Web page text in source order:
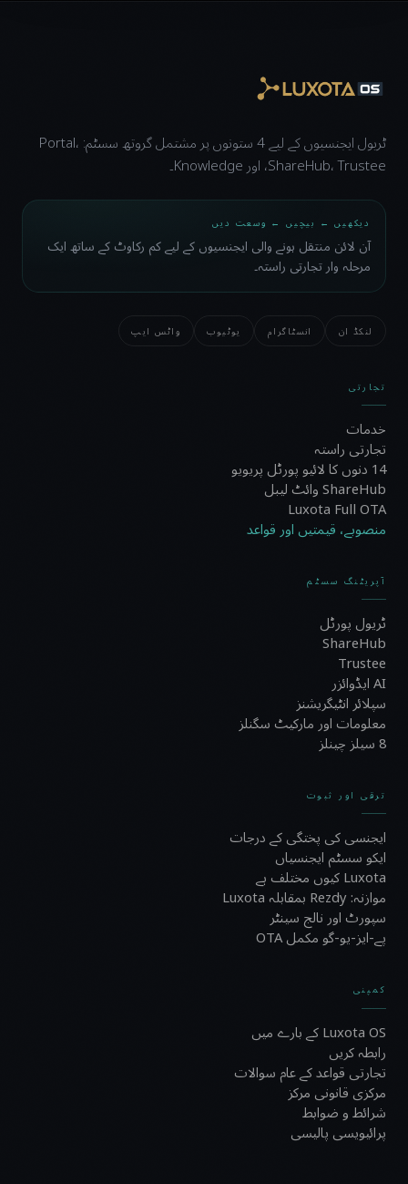
ٹریول ایجنسیوں کے لیے 4 ستونوں پر مشتمل گروتھ سسٹم: Portal،
ShareHub، Trustee، اور Knowledge۔
دیکھیں ← بیچیں ← وسعت دیں
آن لائن منتقل ہونے والی ایجنسیوں کے لیے کم رکاوٹ کے ساتھ ایک
مرحلہ وار تجارتی راستہ۔
لنکڈ ان انسٹاگرام یوٹیوب واٹس ایپ
تجارتی
خدمات
تجارتی راستہ
14 دنوں کا لائیو پورٹل پریویو
ShareHub وائٹ لیبل
Luxota Full OTA
منصوبے، قیمتیں اور قواعد
آپریٹنگ سسٹم
ٹریول پورٹل
ShareHub
Trustee
AI ایڈوائزر
سپلائر انٹیگریشنز
معلومات اور مارکیٹ سگنلز
8 سیلز چینلز
ترقی اور ثبوت
ایجنسی کی پختگی کے درجات
ایکو سسٹم ایجنسیاں
Luxota کیوں مختلف ہے
موازنہ: Rezdy بمقابلہ Luxota
سپورٹ اور نالج سینٹر
پے-ایز-یو-گو مکمل OTA
کمپنی
Luxota OS کے بارے میں
رابطہ کریں
تجارتی قواعد کے عام سوالات
مرکزی قانونی مرکز
شرائط و ضوابط
پرائیویسی پالیسی